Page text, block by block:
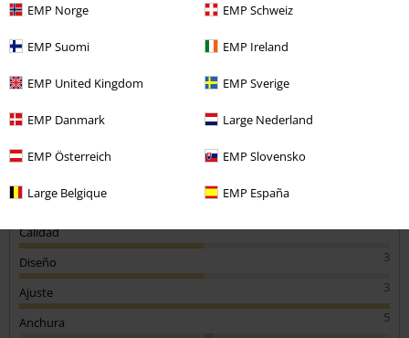
EMP Norge EMP Schweiz
EMP Suomi EMP Ireland
EMP United Kingdom EMP Sverige
EMP Danmark Large Nederland
EMP Österreich EMP Slovensko
Large Belgique EMP España
Enviar comentario
Publicado: jueves, 3 octubre, 2019
Tú estatura en metros (ej. 1,82): 1,60
Vestido cómodo y fácil de llevar. Para ir muy informal o a la playa. Es
Calidad
3
Diseño
3
Ajuste
5
Anchura